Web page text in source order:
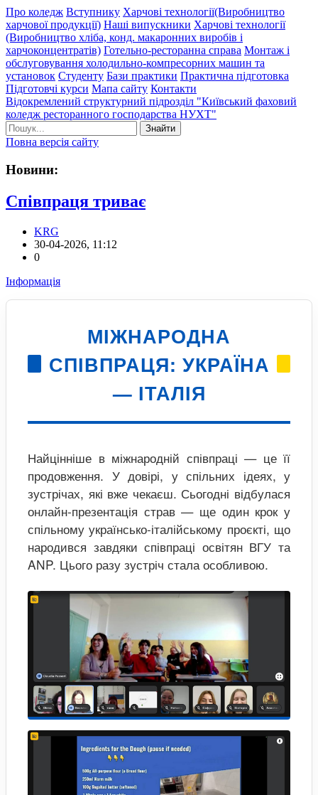
Про коледж Вступнику Харчові технології(Виробництво
харчової продукції) Наші випускники Харчові технології
(Виробництво хліба, конд. макаронних виробів і
харчоконцентратів) Готельно-ресторанна справа Монтаж і
обслуговування холодильно-компресорних машин та
установок Студенту Бази практики Практична підготовка
Підготовчі курси Мапа сайту Контакти
Відокремлений структурний підрозділ "Київський фаховий
коледж ресторанного господарства НУХТ"
Знайти
Повна версія сайту
Новини:
Співпраця триває
KRG
30-04-2026, 11:12
0
Інформація
МІЖНАРОДНА
СПІВПРАЦЯ: УКРАЇНА
— ІТАЛІЯ
Найцінніше в міжнародній співпраці — це її
продовження. У довірі, у спільних ідеях, у
зустрічах, які вже чекаєш. Сьогодні відбулася
онлайн-презентація страв — ще один крок у
спільному українсько-італійському проєкті, що
народився завдяки співпраці освітян ВГУ та
ANP. Цього разу зустріч стала особливою.